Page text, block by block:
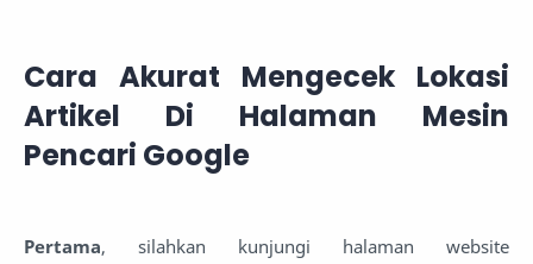
Cara Akurat Mengecek Lokasi
Artikel Di Halaman Mesin
Pencari Google
Pertama, silahkan kunjungi halaman website